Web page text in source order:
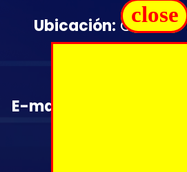
Ubicación: Carrera
E-mail
close